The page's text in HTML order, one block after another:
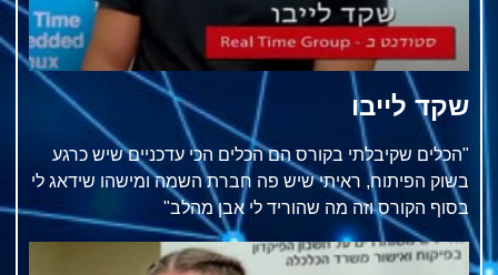
שקד לייבו
"הכלים שקיבלתי בקורס הם הכלים הכי עדכניים שיש כרגע
בשוק הפיתוח, ראיתי שיש פה חברת השמה ומישהו שידאג לי
בסוף הקורס וזה מה שהוריד לי אבן מהלב"